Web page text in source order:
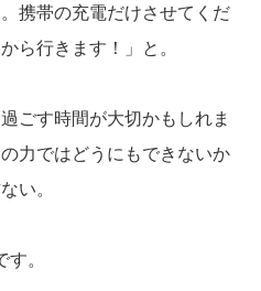
携帯の充電だけさせてくだ
ら行きます！」と。
ごす時間が大切かもしれま
力ではどうにもできないか
い。
。